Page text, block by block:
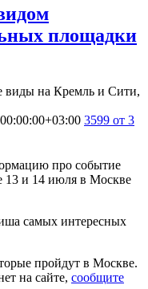
площадки
виды на Кремль и Сити,
3599 от 3
про событие
13 и 14 июля в Москве
самых интересных
пройдут в Москве.
на сайте, сообщите